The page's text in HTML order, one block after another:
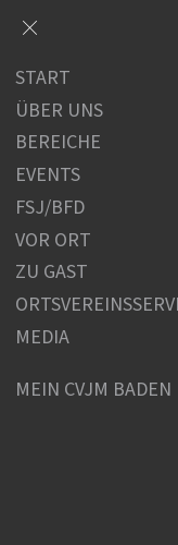
START
ÜBER UNS
BEREICHE
EVENTS
FSJ/BFD
VOR ORT
ZU GAST
MEDIA
MEIN CVJM BADEN